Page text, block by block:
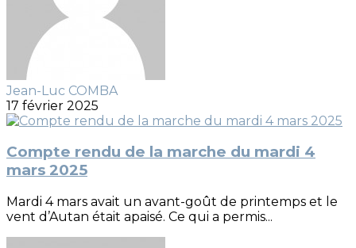
Jean-Luc COMBA
17 février 2025
Compte rendu de la marche du mardi 4
mars 2025
Mardi 4 mars avait un avant-goût de printemps et le
vent d’Autan était apaisé. Ce qui a permis...